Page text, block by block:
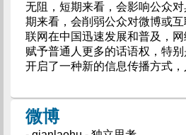
无阻，短期来看，会影响公众
期来看，会削弱公众对微博或
联网在中国迅速发展和普及，
赋予普通人更多的话语权，特别
开启了一种新的信息传播方式
微博